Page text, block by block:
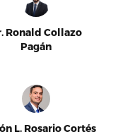
Ronald Collazo
Pagán
L. Rosario Cortés